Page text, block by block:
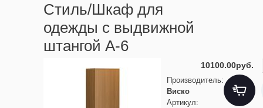
Стиль/Шкаф для
одежды с выдвижной
штангой А-6
10100.00руб.
Производитель:
Виско
Артикул: